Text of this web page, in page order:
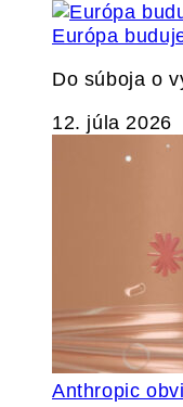
Európa
Do súboja o
12. júla 2026
Anthropic